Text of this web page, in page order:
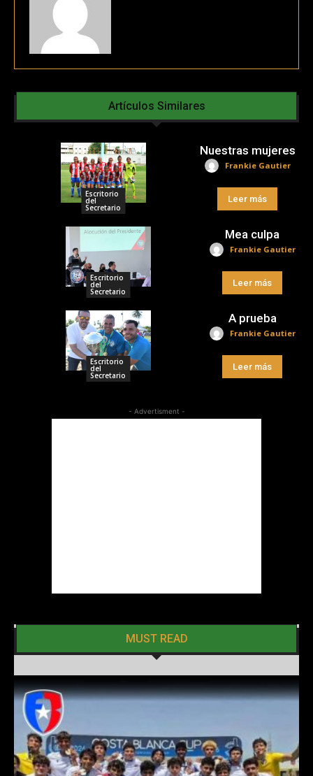
Artículos Similares
Escritorio
del
Secretario
Nuestras mujeres
Frankie Gautier
Leer más
Escritorio
del
Secretario
Mea culpa
Frankie Gautier
Leer más
Escritorio
del
Secretario
A prueba
Frankie Gautier
Leer más
- Advertisment -
MUST READ